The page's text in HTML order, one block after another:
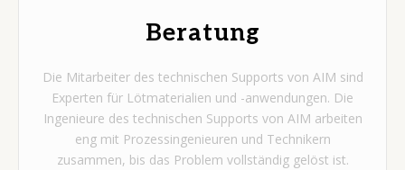
Beratung
Die Mitarbeiter des technischen Supports von AIM sind
Experten für Lötmaterialien und -anwendungen. Die
Ingenieure des technischen Supports von AIM arbeiten
eng mit Prozessingenieuren und Technikern
zusammen, bis das Problem vollständig gelöst ist.